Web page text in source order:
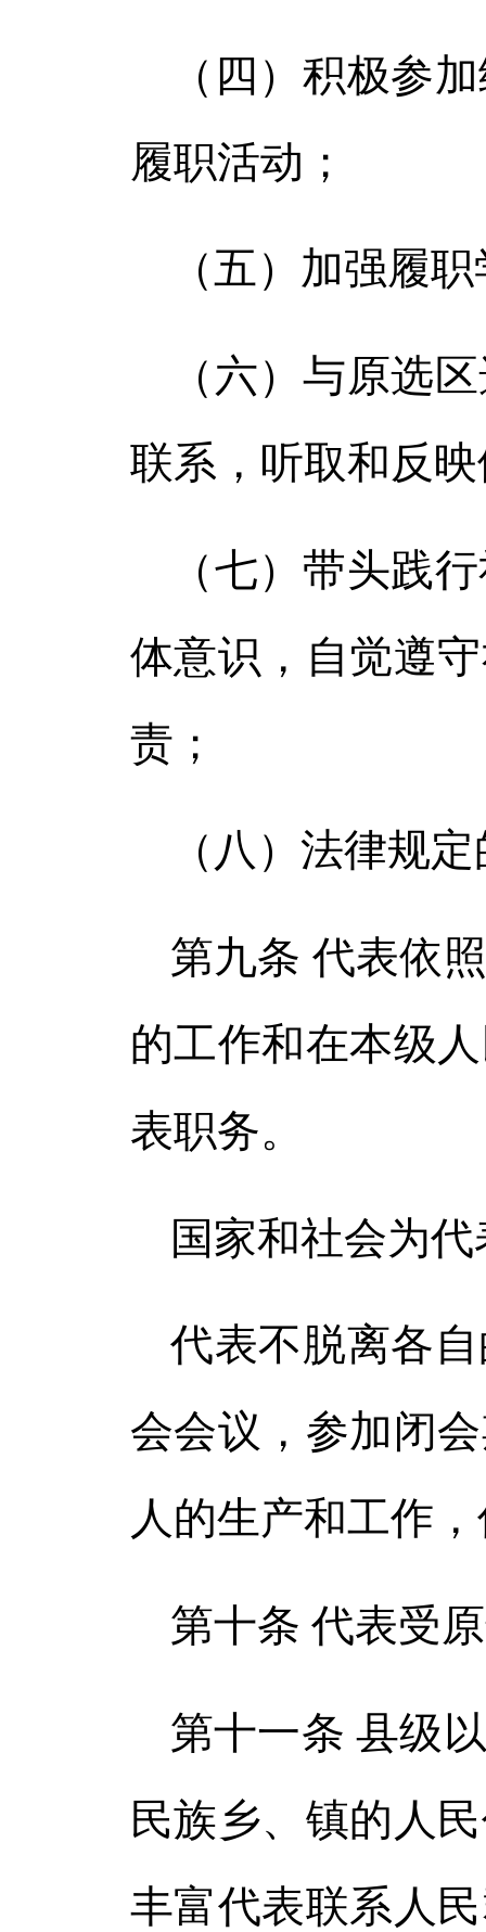
（四）积极参
履职活动；
（五）加强履
（六）与原选
联系，听取和反
（七）带头践
体意识，自觉遵
责；
（八）法律规
第九条 代表依
的工作和在本级
表职务。
国家和社会为
代表不脱离各
会会议，参加闭
人的生产和工作
第十条 代表受
第十一条 县级
民族乡、镇的人
丰富代表联系人